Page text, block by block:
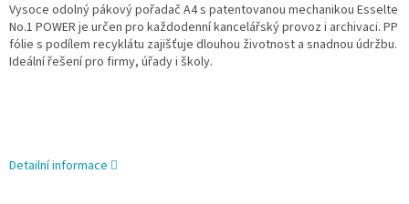
Vysoce odolný pákový pořadač A4 s patentovanou mechanikou Esselte
No.1 POWER je určen pro každodenní kancelářský provoz i archivaci. PP
fólie s podílem recyklátu zajišťuje dlouhou životnost a snadnou údržbu.
Ideální řešení pro firmy, úřady i školy.
Detailní informace